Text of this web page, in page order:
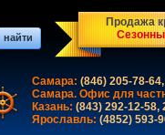
найти
Продажа
Самара: (846) 205-78-
Самара. Офис для
Казань: (843) 292-12-58,
Ярославль: (4852) 593-